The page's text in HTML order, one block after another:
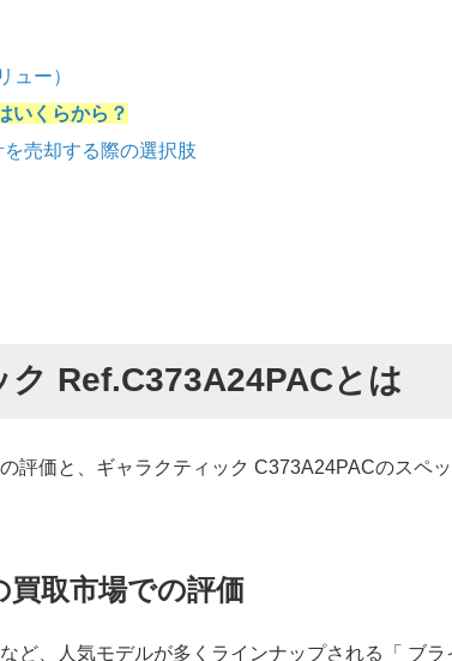
ュー）
いくらから？
を売却する際の選択肢
Ref.C373A24PACとは
評価と、ギャラクティック C373A24PACのスペ
取市場での評価
ど、人気モデルが多くラインナップされる「 ブ